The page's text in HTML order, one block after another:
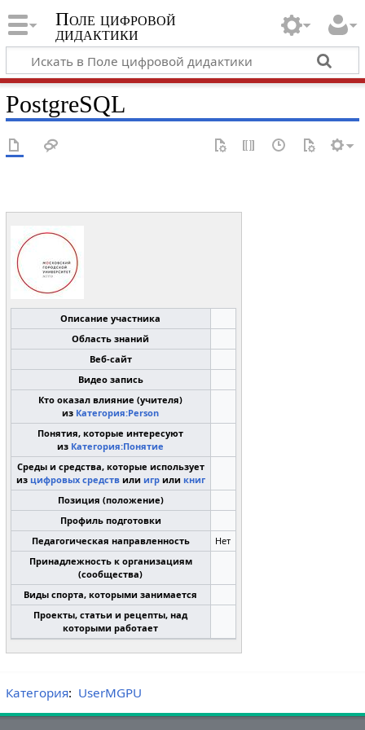
Поле цифровой
дидактики
PostgreSQL
Описание участника
Область знаний
Веб-сайт
Видео запись
Кто оказал влияние (учителя)
из Категория:Person
Понятия, которые интересуют
из Категория:Понятие
Среды и средства, которые использует
из цифровых средствили игрили книг
Позиция (положение)
Профиль подготовки
Педагогическая направленность
Нет
Принадлежность к организациям
(сообщества)
Виды спорта, которыми занимается
Проекты, статьи и рецепты, над
которыми работает
Категория: UserMGPU